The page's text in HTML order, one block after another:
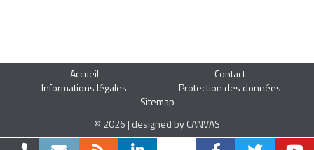
Accueil
Contact
Informations légales
Protection des données
Sitemap
© 2026 | designed by CANVAS